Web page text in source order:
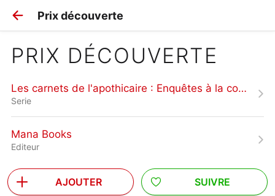
Prix découverte
PRIX DÉCOUVERTE
Les carnets de l'apothicaire : Enquêtes à la cour
Serie
Mana Books
Editeur
AJOUTER SUIVRE